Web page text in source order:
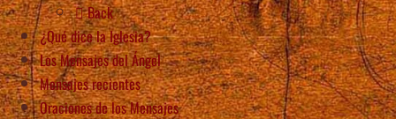
Back
¿Qué dice la Iglesia?
Los Mensajes del Ángel
Mensajes recientes
Oraciones de los Mensajes